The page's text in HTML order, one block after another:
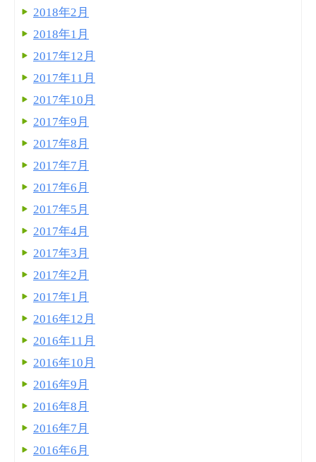
2018年2月
2018年1月
2017年12月
2017年11月
2017年10月
2017年9月
2017年8月
2017年7月
2017年6月
2017年5月
2017年4月
2017年3月
2017年2月
2017年1月
2016年12月
2016年11月
2016年10月
2016年9月
2016年8月
2016年7月
2016年6月